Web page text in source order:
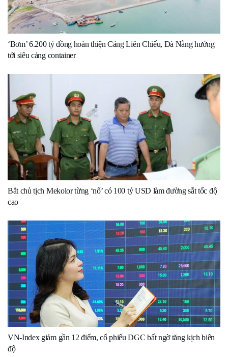
‘Bơm’ 6.200 tỷ đồng hoàn thiện Cảng Liên Chiểu, Đà Nẵng hướng
tới siêu cảng container
Bắt chủ tịch Mekolor từng ‘nổ’ có 100 tỷ USD làm đường sắt tốc độ
cao
VN-Index giảm gần 12 điểm, cổ phiếu DGC bất ngờ tăng kịch biên
độ